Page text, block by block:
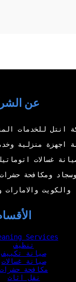
عن
انتل للخدمات
اجهزة منزلية
غسالات
وسجاد ومكافحة
والكويت والامارات
Services
تنظيف
صيانة تكييف
صيانة غسالات
مكافحة حشرات
نقل اثاث